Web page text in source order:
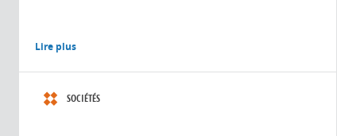
Lire plus
SOCIÉTÉS